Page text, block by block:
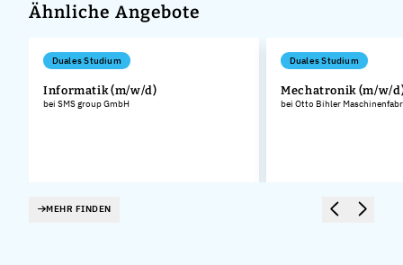
Ähnliche Angebote
Duales Studium
Informatik (m/w/d)
bei SMS group GmbH
Duales Studium
Mechatronik (m/w/
bei Otto Bihler
MEHR FINDEN